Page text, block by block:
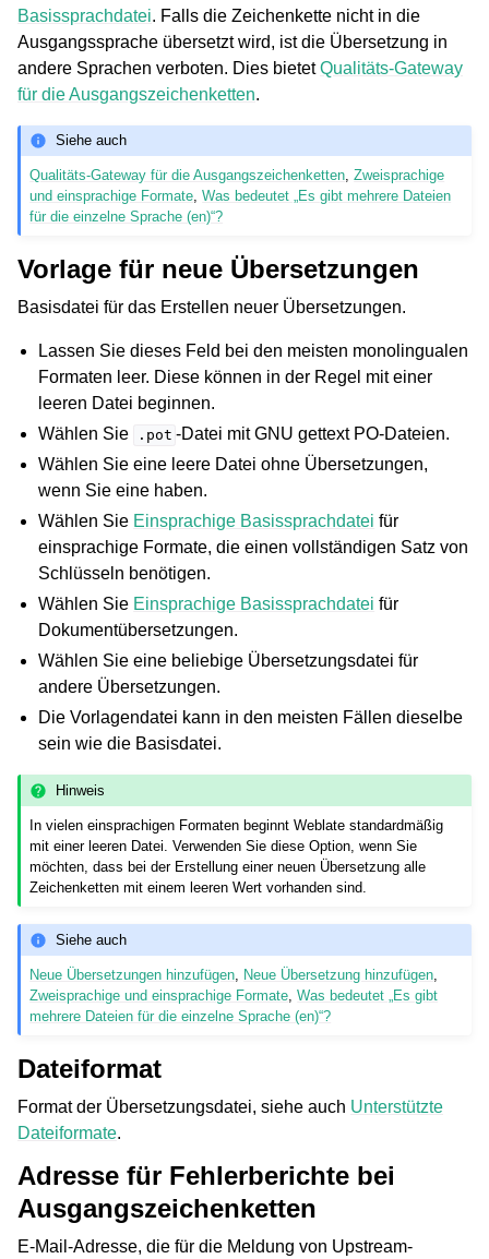
Basissprachdatei. Falls die Zeichenkette nicht in die
Ausgangssprache übersetzt wird, ist die Übersetzung in
andere Sprachen verboten. Dies bietetQualitäts-Gateway
für die Ausgangszeichenketten.
Siehe auch
Qualitäts-Gateway für die Ausgangszeichenketten,Zweisprachige
und einsprachige Formate,Was bedeutet „Es gibt mehrere Dateien
für die einzelne Sprache (en)“?
Vorlage für neue Übersetzungen
Basisdatei für das Erstellen neuer Übersetzungen.
Lassen Sie dieses Feld bei den meisten monolingualen
Formaten leer. Diese können in der Regel mit einer
leeren Datei beginnen.
Wählen Sie
.pot -Datei mit GNU gettext PO-Dateien.
Wählen Sie eine leere Datei ohne Übersetzungen,
wenn Sie eine haben.
Wählen Sie Einsprachige Basissprachdatei für
einsprachige Formate, die einen vollständigen Satz von
Schlüsseln benötigen.
Wählen Sie Einsprachige Basissprachdatei für
Dokumentübersetzungen.
Wählen Sie eine beliebige Übersetzungsdatei für
andere Übersetzungen.
Die Vorlagendatei kann in den meisten Fällen dieselbe
sein wie die Basisdatei.
Hinweis
In vielen einsprachigen Formaten beginnt Weblate standardmäßig
mit einer leeren Datei. Verwenden Sie diese Option, wenn Sie
möchten, dass bei der Erstellung einer neuen Übersetzung alle
Zeichenketten mit einem leeren Wert vorhanden sind.
Siehe auch
Neue Übersetzungen hinzufügen Neue Übersetzung hinzufügen
Zweisprachige und einsprachige Formate ,Was bedeutet „Es gibt
mehrere Dateien für die einzelne Sprache (en)“?
Dateiformat
Format der Übersetzungsdatei, siehe auch Unterstützte
Dateiformate.
Adresse für Fehlerberichte bei
Ausgangszeichenketten
E-Mail-Adresse, die für die Meldung von Upstream-